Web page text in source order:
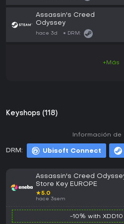
Assassin's Creed
Odyssey
hace 3d DRM:
+Más
Keyshops (118)
DRM: Ubisoft Connect
Información de
Assassin's Creed
Store Key EUROPE
★5.0
hace 3sem
-10% with XDD10